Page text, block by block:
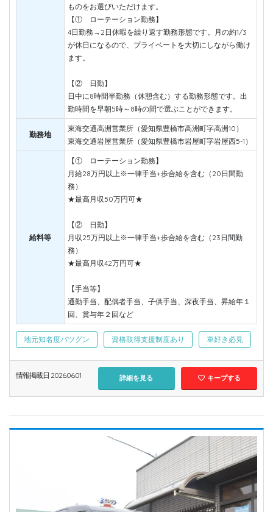
ものをお選びいただけます。
【① ローテーション勤務】
4日勤務→2日休暇を繰り返す勤務形態です。月の約1/3
が休日になるので、プライベートを大切にしながら働け
ます。
【② 日勤】
日中に8時間半勤務（休憩含む）する勤務形態です。出
勤時間を早朝5時～8時の間で選ぶことができます。
勤務地
東海交通高洲営業所（愛知県豊橋市高洲町字高洲10）
東海交通岩屋営業所（愛知県豊橋市岩屋町字岩屋西5-1）
給料等
【① ローテーション勤務】
月給28万円以上※一律手当+歩合給を含む（20日間勤
務）
★最高月収50万円可★
【② 日勤】
月収25万円以上※一律手当+歩合給を含む（23日間勤
務）
★最高月収42万円可★
【手当等】
通勤手当、配偶者手当、子供手当、深夜手当、昇給年１
回、賞与年２回など
地元知名度バツグン 資格取得支援制度あり 車好き必見
情報掲載日 2026.06.01 詳細を見る キープする